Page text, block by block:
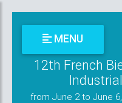
MENU
12th French
from June 2 to June